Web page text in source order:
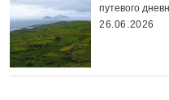
путевого
26.06.2026